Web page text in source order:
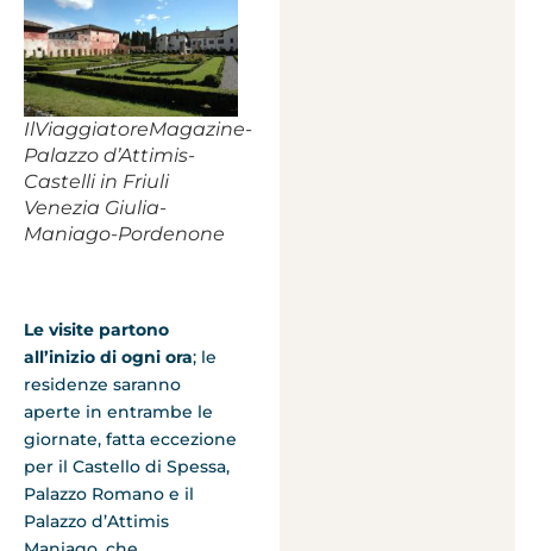
IlViaggiatoreMagazine-
Palazzo d’Attimis-
Castelli in Friuli
Venezia Giulia-
Maniago-Pordenone
Le visite partono
all’inizio di ogni ora; le
residenze saranno
aperte in entrambe le
giornate, fatta eccezione
per il Castello di Spessa,
Palazzo Romano e il
Palazzo d’Attimis